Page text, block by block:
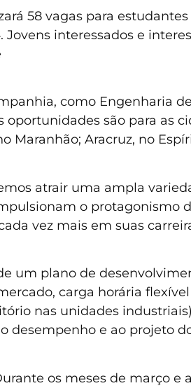
58 vagas para
interessados e
como Engenharia de
oportunidades são para as
Maranhão; Aracruz, no
atrair uma ampla
o protagonismo
vez mais em suas
um plano de
carga horária
nas unidades
desempenho e ao projeto
os meses de março e